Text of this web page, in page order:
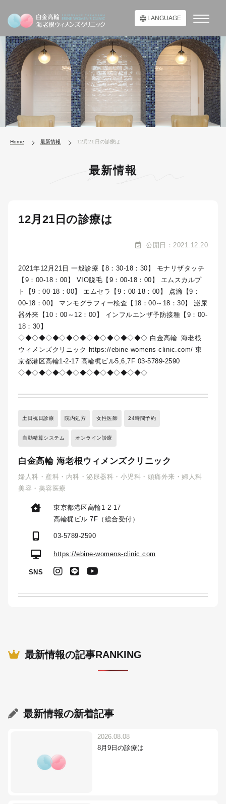
LANGUAGE
Home 最新情報 12月21日の診療は
最新情報
12月21日の診療は
公開日：2021.12.20
2021年12月21日 一般診療【8：30-18：30】 モナリザタッチ
【9：00-18：00】 VIO脱毛【9：00-18：00】 エムスカルプ
ト【9：00-18：00】 エムセラ【9：00-18：00】 点滴【9：
00-18：00】 マンモグラフィー検査【18：00～18：30】 泌尿
器外来【10：00～12：00】 インフルエンザ予防接種【9：00-
18：30】
◇◆◇◆◇◆◇◆◇◆◇◆◇◆◇◆◇◆◇ 白金高輪 海老根
ウィメンズクリニック https://ebine-womens-clinic.com/ 東
京都港区高輪1-2-17 高輪梶ビル5,6,7F 03-5789-2590
◇◆◇◆◇◆◇◆◇◆◇◆◇◆◇◆◇◆◇
土日祝日診療 院内処方 女性医師 24時間予約
自動精算システム オンライン診療
白金高輪 海老根ウィメンズクリニック
婦人科・産科・内科・泌尿器科・小児科・頭痛外来・婦人科
美容・美容医療
東京都港区高輪1-2-17
高輪梶ビル 7F（総合受付）
03-5789-2590
https://ebine-womens-clinic.com
SNS
最新情報の記事RANKING
最新情報の新着記事
2026.08.08
8月9日の診療は